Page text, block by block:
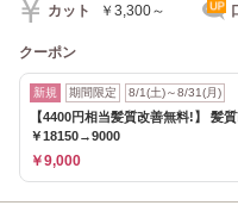
カット ￥3,300～
クーポン
新規 期間限定 8/1(土)～8/31(月)
【4400円相当髪質改善無料!】 髪
￥18150→9000
￥9,000